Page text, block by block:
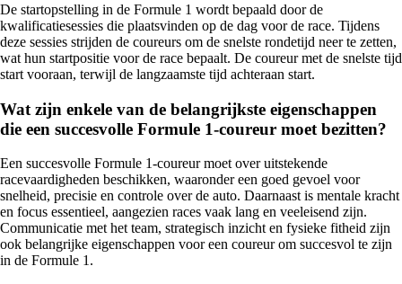
De startopstelling in de Formule 1 wordt bepaald door de
kwalificatiesessies die plaatsvinden op de dag voor de race. Tijdens
deze sessies strijden de coureurs om de snelste rondetijd neer te zetten,
wat hun startpositie voor de race bepaalt. De coureur met de snelste tijd
start vooraan, terwijl de langzaamste tijd achteraan start.
Wat zijn enkele van de belangrijkste eigenschappen
die een succesvolle Formule 1-coureur moet bezitten?
Een succesvolle Formule 1-coureur moet over uitstekende
racevaardigheden beschikken, waaronder een goed gevoel voor
snelheid, precisie en controle over de auto. Daarnaast is mentale kracht
en focus essentieel, aangezien races vaak lang en veeleisend zijn.
Communicatie met het team, strategisch inzicht en fysieke fitheid zijn
ook belangrijke eigenschappen voor een coureur om succesvol te zijn
in de Formule 1.